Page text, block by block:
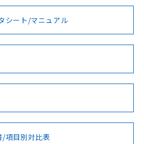
利用いただく前に、以下を必ずお読
・凡例
Cd Cr(VI)
型式承認
ルウェー
BV型式承認
（フランス
KR型式
（韓国
No No
の製品の規格認証/適合状況ページへ
こちらのページからご検索ください
シート/マニュアル
/項目別対比表